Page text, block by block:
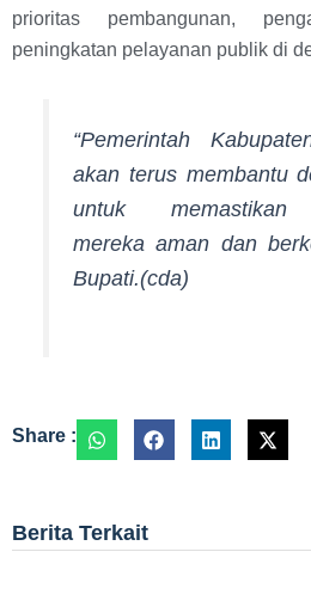
prioritas pembangunan,
peningkatan pelayanan publik di
“Pemerintah
akan terus membantu
untuk memastikan
mereka aman dan
Bupati.(cda)
Share :
Berita Terkait